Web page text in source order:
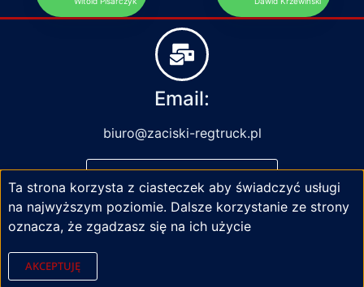
Email:
biuro@zaciski-regtruck.pl
NAPISZ DO NAS
Ta strona korzysta z ciasteczek aby świadczyć usługi
na najwyższym poziomie. Dalsze korzystanie ze strony
oznacza, że zgadzasz się na ich użycie
AKCEPTUJĘ